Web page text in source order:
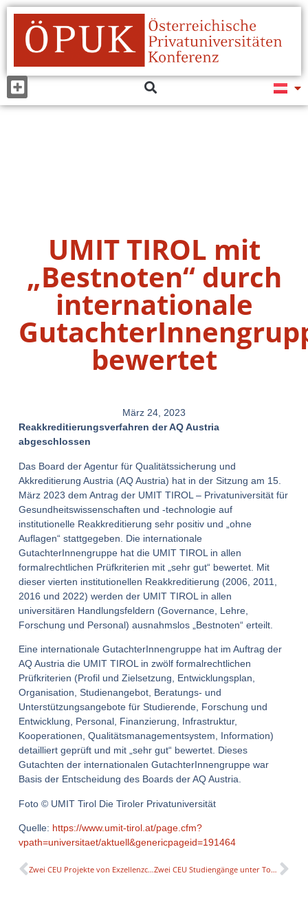
UMIT TIROL mit
„Bestnoten“ durch
internationale
bewertet
März 24, 2023
Reakkreditierungsverfahren der AQ Austria
abgeschlossen
Das Board der Agentur für Qualitätssicherung und
Akkreditierung Austria (AQ Austria) hat in der Sitzung am 15.
März 2023 dem Antrag der UMIT TIROL – Privatuniversität für
Gesundheitswissenschaften und -technologie auf
institutionelle Reakkreditierung sehr positiv und „ohne
Auflagen“ stattgegeben. Die internationale
GutachterInnengruppe hat die UMIT TIROL in allen
formalrechtlichen Prüfkriterien mit „sehr gut“ bewertet. Mit
dieser vierten institutionellen Reakkreditierung (2006, 2011,
2016 und 2022) werden der UMIT TIROL in allen
universitären Handlungsfeldern (Governance, Lehre,
Forschung und Personal) ausnahmslos „Bestnoten“ erteilt.
Eine internationale GutachterInnengruppe hat im Auftrag der
AQ Austria die UMIT TIROL in zwölf formalrechtlichen
Prüfkriterien (Profil und Zielsetzung, Entwicklungsplan,
Organisation, Studienangebot, Beratungs- und
Unterstützungsangebote für Studierende, Forschung und
Entwicklung, Personal, Finanzierung, Infrastruktur,
Kooperationen, Qualitätsmanagementsystem, Information)
detailliert geprüft und mit „sehr gut“ bewertet. Dieses
Gutachten der internationalen GutachterInnengruppe war
Basis der Entscheidung des Boards der AQ Austria.
Foto © UMIT Tirol Die Tiroler Privatuniversität
Quelle: https://www.umit-tirol.at/page.cfm?
vpath=universitaet/aktuell&genericpageid=191464
Zwei CEU Projekte von Exzellenzcluster des FWF gefördert Zwei CEU Studiengänge unter Top 50 in den QS World University Rankings 2023